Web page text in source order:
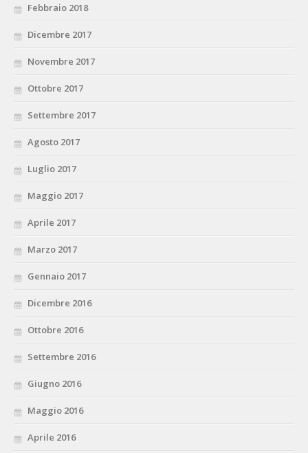
Febbraio 2018
Dicembre 2017
Novembre 2017
Ottobre 2017
Settembre 2017
Agosto 2017
Luglio 2017
Maggio 2017
Aprile 2017
Marzo 2017
Gennaio 2017
Dicembre 2016
Ottobre 2016
Settembre 2016
Giugno 2016
Maggio 2016
Aprile 2016